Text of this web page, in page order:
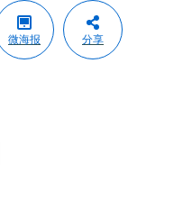
微海报 分享